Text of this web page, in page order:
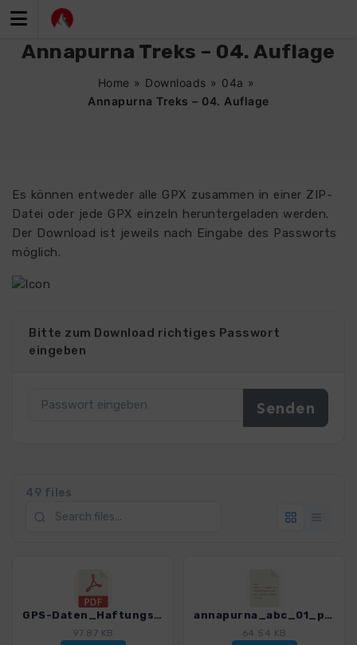
Inhalt
Annapurna Treks – 04. Auflage
Home » Downloads » 04a »
Annapurna Treks – 04. Auflage
Es können entweder alle GPX zusammen in einer ZIP-
Datei oder jede GPX einzeln heruntergeladen werden.
Der Download ist jeweils nach Eingabe des Passworts
möglich.
Bitte zum Download richtiges Passwort
eingeben
49 files
GPS-Daten_Haftungsausschluss-Nutzungsbedingungen_WF_Annapurna_4394_4.pdf
97.87 KB
annapurna_abc_01_phedi_dhampus_4394_4.gpx
64.54 KB